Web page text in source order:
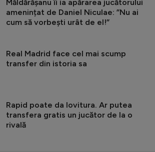
Măldărășanu îi ia apărarea jucătorului
amenințat de Daniel Niculae: ”Nu ai
cum să vorbești urât de el!”
Real Madrid face cel mai scump
transfer din istoria sa
Rapid poate da lovitura. Ar putea
transfera gratis un jucător de la o
rivală